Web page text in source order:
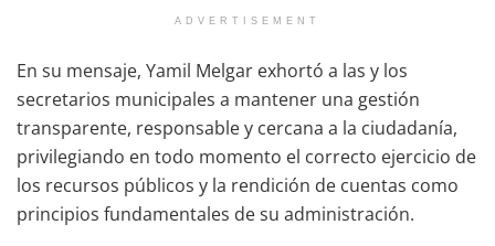
ADVERTISEMENT
En su mensaje, Yamil Melgar exhortó a las y los
secretarios municipales a mantener una gestión
transparente, responsable y cercana a la ciudadanía,
privilegiando en todo momento el correcto ejercicio de
los recursos públicos y la rendición de cuentas como
principios fundamentales de su administración.